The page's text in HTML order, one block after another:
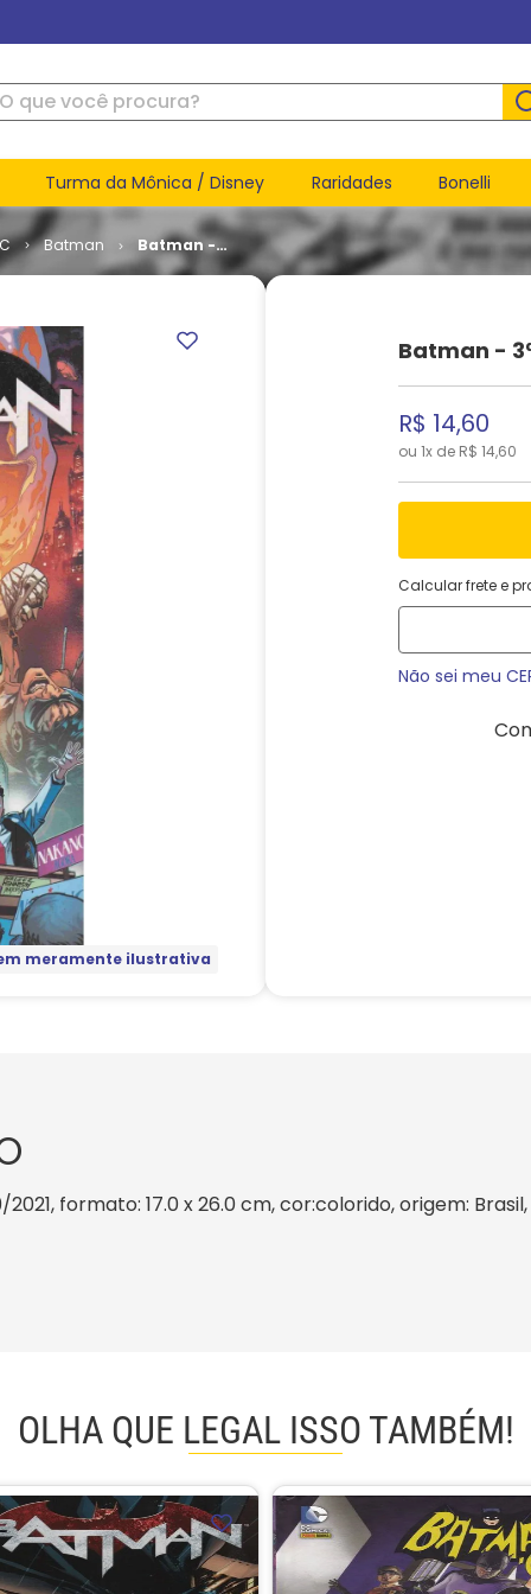
você procura?
Turma da Mônica / Disney Raridades Bonelli
Batman
Batman -
3ª Série #
meramente ilustrativa
Batman -
R$ 14,60
ou 1x de R$ 14,60
Calcular frete e
Não sei meu
formato: 17.0 x 26.0 cm, cor:colorido, origem:
OLHA QUE LEGAL ISSO TAMBÉM!